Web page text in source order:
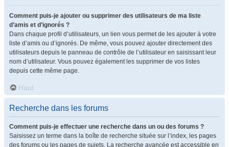
Comment puis-je ajouter ou supprimer des utilisateurs de ma liste
d’amis et d’ignorés ?
Dans chaque profil d’utilisateurs, un lien vous permet de les ajouter à votre
liste d’amis ou d’ignorés. De même, vous pouvez ajouter directement des
utilisateurs depuis le panneau de contrôle de l’utilisateur en saisissant leur
nom d’utilisateur. Vous pouvez également les supprimer de vos listes
depuis cette même page.
Haut
Recherche dans les forums
Comment puis-je effectuer une recherche dans un ou des forums ?
Saisissez un terme dans la boîte de recherche située sur l’index, les pages
des forums ou les pages de sujets. La recherche avancée est accessible en